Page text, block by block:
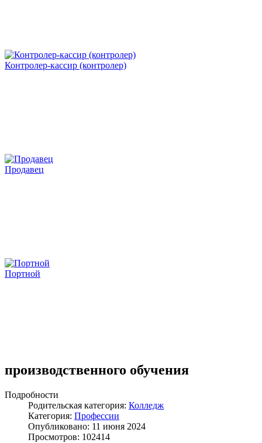
Контролер-кассир (контролер)
Продавец
Портной
производственного обучения
Подробности
Родительская категория: Колледж
Категория: Профессии
Опубликовано: 11 июня 2024
Просмотров: 102414